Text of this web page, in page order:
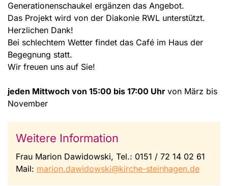
Generationenschaukel ergänzen das Angebot.
Das Projekt wird von der Diakonie RWL unterstützt.
Herzlichen Dank!
Bei schlechtem Wetter findet das Café im Haus der
Begegnung statt.
Wir freuen uns auf Sie!
jeden Mittwoch von 15:00 bis 17:00 Uhr von März bis
November
Weitere Information
Frau Marion Dawidowski, Tel.: 0151 / 72 14 02 61
Mail: marion.dawidowski@kirche-steinhagen.de